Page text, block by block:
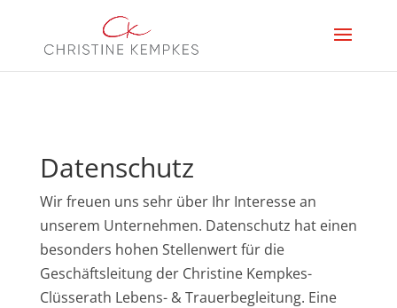
Datenschutz
Wir freuen uns sehr über Ihr Interesse an
unserem Unternehmen. Datenschutz hat einen
besonders hohen Stellenwert für die
Geschäftsleitung der Christine Kempkes-
Clüsserath Lebens- & Trauerbegleitung. Eine